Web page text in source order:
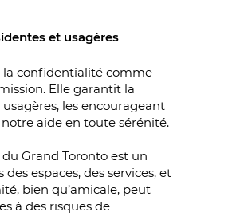
et usagères
la confidentialité comme
Elle garantit la
les encourageant
aide en toute sérénité.
Grand Toronto est un
espaces, des services, et
bien qu’amicale, peut
à des risques de